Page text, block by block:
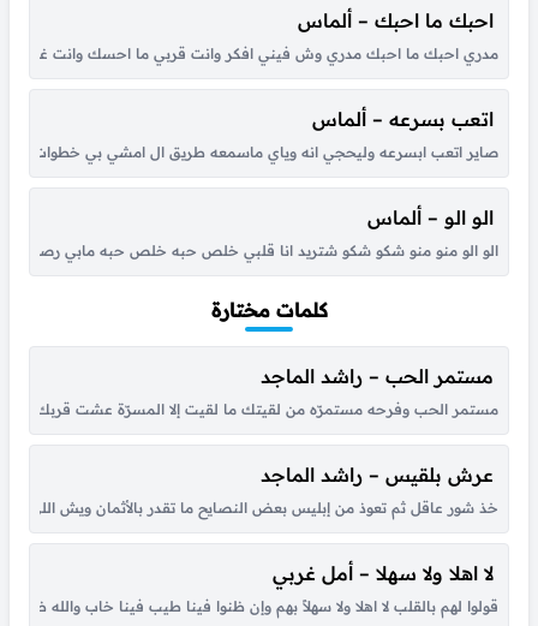
احبك ما احبك – ألماس
مدري احبك ما احبك مدري وش فيني افكر وانت قربي ما احسك وانت غايب
اتعب بسرعه – ألماس
صاير اتعب ابسرعه وليحجي انه وياي ماسمعه طريق ال امشي بي خطوات بي
الو الو – ألماس
الو الو منو منو شكو شكو شتريد انا قلبي خلص حبه خلص حبه مابي رصيد
كلمات مختارة
مستمر الحب – راشد الماجد
مستمر الحب وفرحه مستمرّه من لقيتك ما لقيت إلا المسرّة عشت قربك
عرش بلقيس – راشد الماجد
خذ شور عاقل ثم تعوذ من إبليس بعض النصايح ما تقدر بالأثمان ويش اللي
لا اهلا ولا سهلا – أمل غربي
قولوا لهم بالقلب لا اهلا ولا سهلاً بهم وإن ظنوا فينا طيب فينا خاب